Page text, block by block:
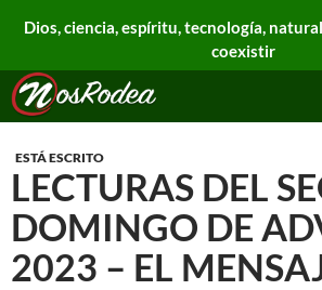
Dios, ciencia, espíritu, tecnología,
coexistir
Nos Rodea
Search
ESTÁ ESCRITO
LECTURAS DEL
DOMINGO DE
2023 – EL